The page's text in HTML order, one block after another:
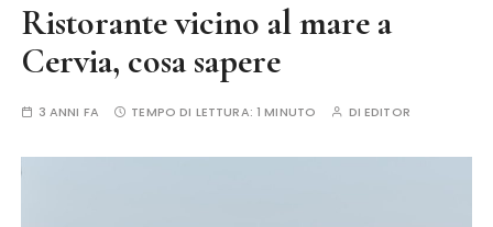
Ristorante vicino al mare a
Cervia, cosa sapere
3 ANNI FA TEMPO DI LETTURA:1 MINUTO DI EDITOR